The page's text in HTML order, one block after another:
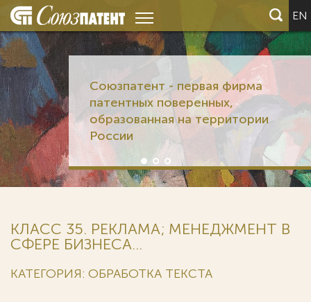
EN
Союзпатент - первая фирма
патентных поверенных,
образованная на территории
России
КЛАСС 35. РЕКЛАМА; МЕНЕДЖМЕНТ В
СФЕРЕ БИЗНЕСА...
КАТЕГОРИЯ: ОБРАБОТКА ТЕКСТА